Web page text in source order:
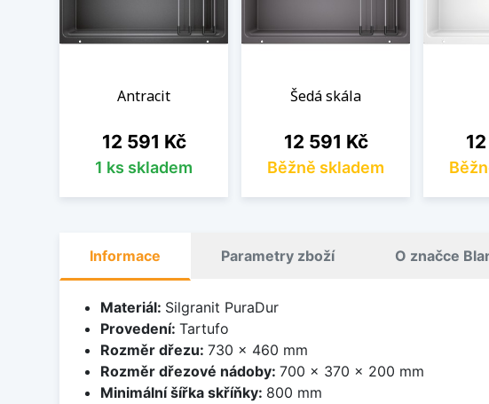
Antracit
Cena
12 591 Kč
1 ks skladem
Šedá skála
Cena
12 591 Kč
Běžně skladem
Informace Parametry zboží O značce
Materiál: Silgranit PuraDur
Provedení: Tartufo
Rozměr dřezu: 730 x 460 mm
Rozměr dřezové nádoby: 700 x 370 x 200 mm
Minimální šířka skříňky: 800 mm